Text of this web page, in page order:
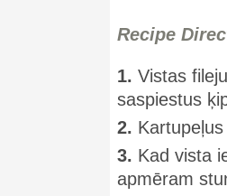
Recipe
1. Vistas
saspiestus
2.
3. Kad vista
apmēram